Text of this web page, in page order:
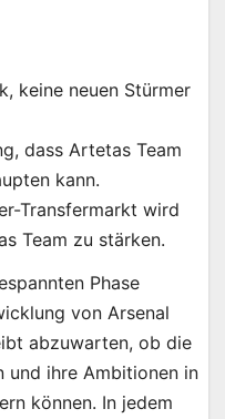
keine neuen Stürmer
dass Artetas Team
kann.
Transfermarkt wird
Team zu stärken.
Phase
von Arsenal
abzuwarten, ob die
und ihre Ambitionen in
können. In jedem